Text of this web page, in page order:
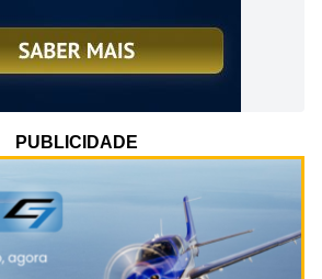
PUBLICIDADE